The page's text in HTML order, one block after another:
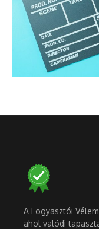
A Fogyasztói
ahol valódi